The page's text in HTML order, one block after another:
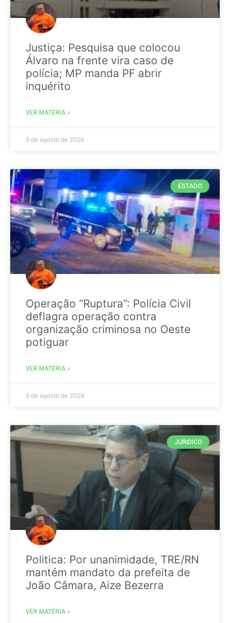
Justiça: Pesquisa que colocou
Álvaro na frente vira caso de
polícia; MP manda PF abrir
inquérito
VER MATÉRIA »
5 de agosto de 2026
ESTADO
Operação “Ruptura”: Polícia Civil
deflagra operação contra
organização criminosa no Oeste
potiguar
VER MATÉRIA »
5 de agosto de 2026
JURIDICO
Politica: Por unanimidade, TRE/RN
mantém mandato da prefeita de
João Câmara, Aize Bezerra
VER MATÉRIA »